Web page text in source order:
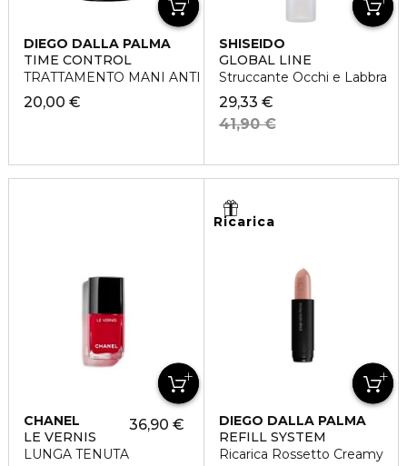
DIEGO DALLA PALMA
TIME CONTROL
TRATTAMENTO MANI ANTI ETA' GLOBALE
20,00 €
SHISEIDO
GLOBAL LINE
Struccante Occhi e Labbra
29,33 €
41,90 €
CHANEL
LE VERNIS
LUNGA TENUTA
36,90 €
Ricarica
DIEGO DALLA PALMA
REFILL SYSTEM
Ricarica Rossetto Creamy